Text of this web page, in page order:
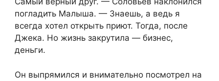
погладить Малыша. — Знаешь, а ведь я
всегда хотел открыть приют. Тогда, после
Джека. Но жизнь закрутила — бизнес,
деньги.
Он выпрямился и внимательно посмотрел на